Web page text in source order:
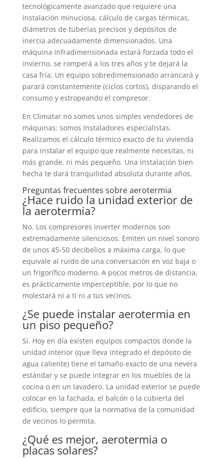
tecnológicamente avanzado que requiere una
instalación minuciosa, cálculo de cargas térmicas,
diámetros de tuberías precisos y depósitos de
inercia adecuadamente dimensionados. Una
máquina infradimensionada estará forzada todo el
invierno, se romperá a los tres años y te dejará la
casa fría. Un equipo sobredimensionado arrancará y
parará constantemente (ciclos cortos), disparando el
consumo y estropeando el compresor.
En Climatar no somos unos simples vendedores de
máquinas: somos instaladores especialistas.
Realizamos el cálculo térmico exacto de tu vivienda
para instalar el equipo que realmente necesitas, ni
más grande, ni más pequeño. Una instalación bien
hecha te dará tranquilidad absoluta durante años.
Preguntas frecuentes sobre aerotermia
¿Hace ruido la unidad exterior de
la aerotermia?
No. Los compresores inverter modernos son
extremadamente silenciosos. Emiten un nivel sonoro
de unos 45-50 decibelios a máxima carga, lo que
equivale al ruido de una conversación en voz baja o
un frigorífico moderno. A pocos metros de distancia,
es prácticamente imperceptible, por lo que no
molestará ni a ti ni a tus vecinos.
¿Se puede instalar aerotermia en
un piso pequeño?
Sí. Hoy en día existen equipos compactos donde la
unidad interior (que lleva integrado el depósito de
agua caliente) tiene el tamaño exacto de una nevera
estándar y se puede integrar en los muebles de la
cocina o en un lavadero. La unidad exterior se puede
colocar en la fachada, el balcón o la cubierta del
edificio, siempre que la normativa de la comunidad
de vecinos lo permita.
¿Qué es mejor, aerotermia o
placas solares?